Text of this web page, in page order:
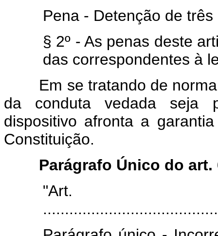
Pena - Detenção de
§ 2º - As penas deste
das correspondentes à
Em se tratando de norma
da conduta vedada seja
dispositivo afronta a
Constituição.
Parágrafo Único do art.